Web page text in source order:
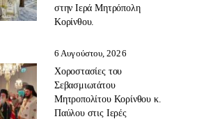
στην Ιερά Μητρόπολη
Κορίνθου.
6 Αυγούστου, 2026
Χοροστασίες του
Σεβασμιωτάτου
Μητροπολίτου Κορίνθου κ.
Παύλου στις Ιερές